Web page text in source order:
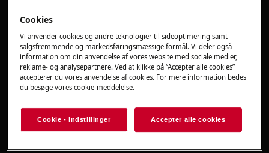
ADVARSEL!RISIKO FOR ØJENSKADE
Cookies
Vi anvender cookies og andre teknologier til sideoptimering samt
salgsfremmende og markedsføringsmæssige formål. Vi deler også
information om din anvendelse af vores website med sociale medier,
reklame- og analysepartnere. Ved at klikke på “Accepter alle cookies”
accepterer du vores anvendelse af cookies. For mere information bedes
du besøge vores cookie-meddelelse.
Cookie - indstillinger Accepter alle cookies